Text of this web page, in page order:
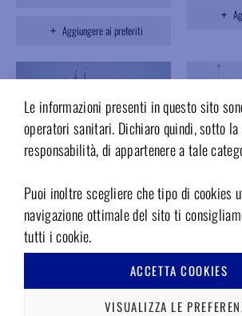
Le informazioni presenti in questo sito
operatori sanitari. Dichiaro quindi, sotto
responsabilità, di appartenere a tale
Puoi inoltre scegliere che tipo di cookies
navigazione ottimale del sito ti
tutti i cookie.
ACCETTA COOKIES
VISUALIZZA LE
Aggiungere ai preferiti
UV3PN
Carrello pneumatico dentale
veterinario Dentaway con 3
UV4VA
Riunito